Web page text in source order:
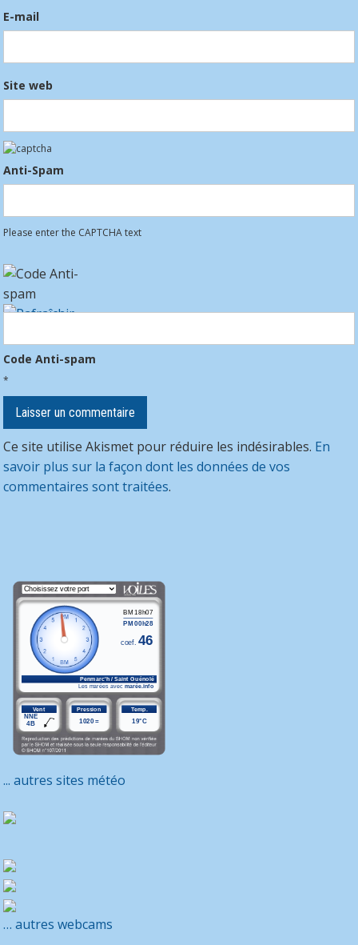
E-mail
Site web
Anti-Spam
Please enter the CAPTCHA text
Code Anti-spam
*
Ce site utilise Akismet pour réduire les indésirables. En
savoir plus sur la façon dont les données de vos
commentaires sont traitées.
... autres sites météo
… autres webcams